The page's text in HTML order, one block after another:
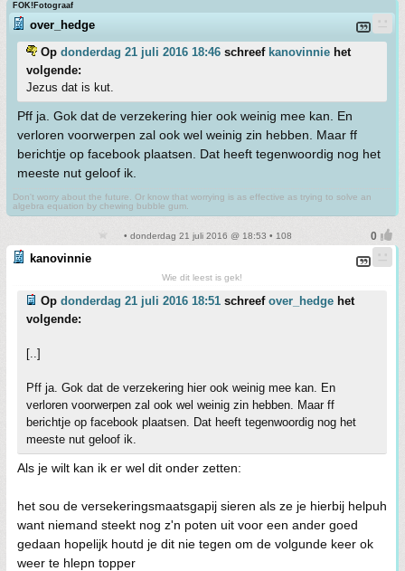
FOK!Fotograaf
over_hedge
Op donderdag 21 juli 2016 18:46 schreef kanovinnie het
volgende:
Jezus dat is kut.
Pff ja. Gok dat de verzekering hier ook weinig mee kan. En
verloren voorwerpen zal ook wel weinig zin hebben. Maar ff
berichtje op facebook plaatsen. Dat heeft tegenwoordig nog het
meeste nut geloof ik.
Don't worry about the future. Or know that worrying is as effective as trying to solve an
algebra equation by chewing bubble gum.
• donderdag 21 juli 2016 @ 18:53 • 108
kanovinnie
Wie dit leest is gek!
Op donderdag 21 juli 2016 18:51 schreef over_hedge het
volgende:
[..]
Pff ja. Gok dat de verzekering hier ook weinig mee kan. En
verloren voorwerpen zal ook wel weinig zin hebben. Maar ff
berichtje op facebook plaatsen. Dat heeft tegenwoordig nog het
meeste nut geloof ik.
Als je wilt kan ik er wel dit onder zetten:
het sou de versekeringsmaatsgapij sieren als ze je hierbij helpuh
want niemand steekt nog z'n poten uit voor een ander goed
gedaan hopelijk houtd je dit nie tegen om de volgunde keer ok
weer te hlepn topper